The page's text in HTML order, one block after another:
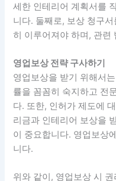
세한 인테리어 계획서를
니다. 둘째로, 보상 청구
히 이루어져야 하며, 관련
영업보상 전략 구사하기
영업보상을 받기 위해서
률을 꼼꼼히 숙지하고 전
다. 또한, 인허가 제도에
리금과 인테리어 보상을
이 중요합니다. 영업보상
니다.
위와 같이, 영업보상 시